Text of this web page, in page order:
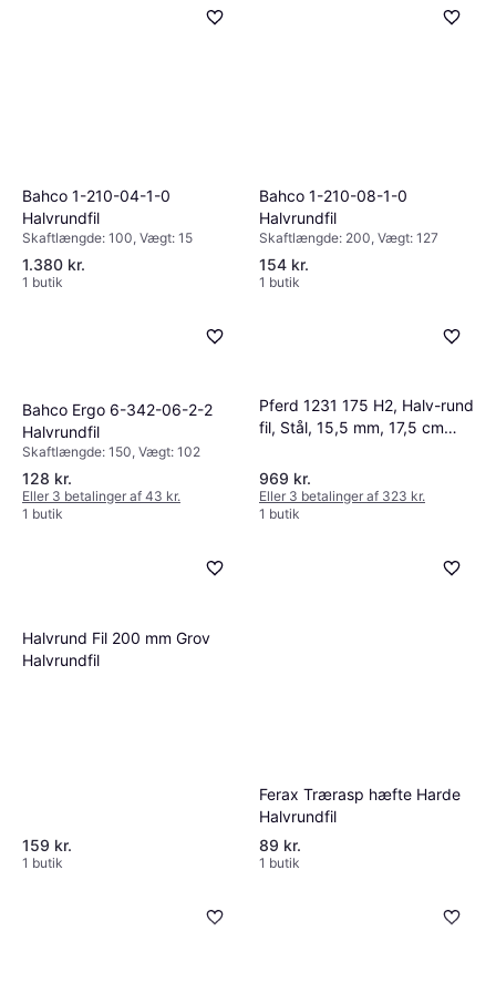
Bahco 1-210-04-1-0
Halvrundfil
Skaftlængde: 100, Vægt: 15
1.380 kr.
1 butik
Bahco 1-210-08-1-0
Halvrundfil
Skaftlængde: 200, Vægt: 127
154 kr.
1 butik
Bahco Ergo 6-342-06-2-2
Halvrundfil
Skaftlængde: 150, Vægt: 102
128 kr.
Eller 3 betalinger af 43 kr.
1 butik
Pferd 1231 175 H2, Halv-rund
fil, Stål, 15,5 mm, 17,5 cm
969 kr.
Eller 3 betalinger af 323 kr.
1 butik
Halvrund Fil 200 mm Grov
Halvrundfil
159 kr.
1 butik
Ferax Trærasp hæfte Harde
Halvrundfil
89 kr.
1 butik